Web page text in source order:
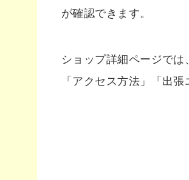
が確認できます。
ショップ詳細ページでは
「アクセス方法」「出